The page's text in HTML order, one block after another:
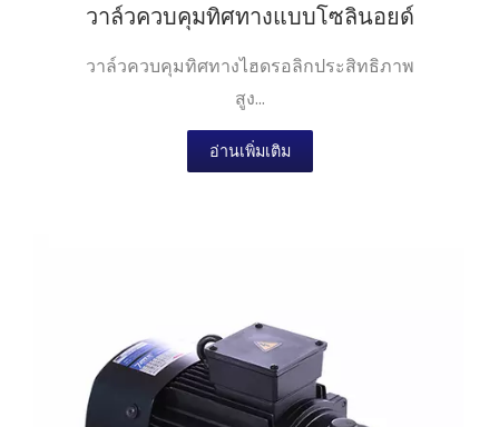
วาล์วควบคุมทิศทางแบบโซลินอยด์
วาล์วควบคุมทิศทางไฮดรอลิกประสิทธิภาพ
สูง...
อ่านเพิ่มเติม